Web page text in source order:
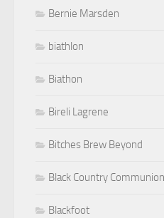
Bernie Marsden
biathlon
Biathon
Bireli Lagrene
Bitches Brew Beyond
Black Country Communion
Blackfoot